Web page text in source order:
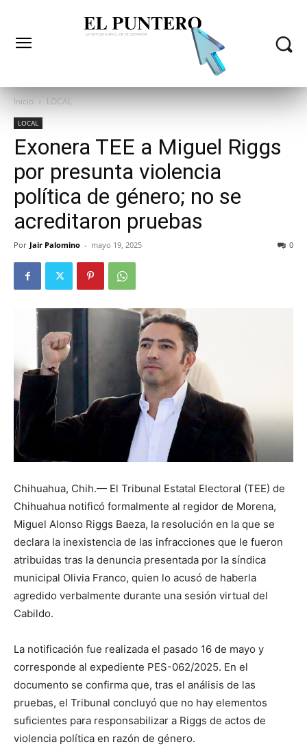
Inicio LOCAL
LOCAL
Exonera TEE a Miguel Riggs
por presunta violencia
política de género; no se
acreditaron pruebas
Por Jair Palomino - mayo 19, 2025 0
Chihuahua, Chih.— El Tribunal Estatal Electoral (TEE) de
Chihuahua notificó formalmente al regidor de Morena,
Miguel Alonso Riggs Baeza, la resolución en la que se
declara la inexistencia de las infracciones que le fueron
atribuidas tras la denuncia presentada por la síndica
municipal Olivia Franco, quien lo acusó de haberla
agredido verbalmente durante una sesión virtual del
Cabildo.
La notificación fue realizada el pasado 16 de mayo y
corresponde al expediente PES-062/2025. En el
documento se confirma que, tras el análisis de las
pruebas, el Tribunal concluyó que no hay elementos
suficientes para responsabilizar a Riggs de actos de
violencia política en razón de género.